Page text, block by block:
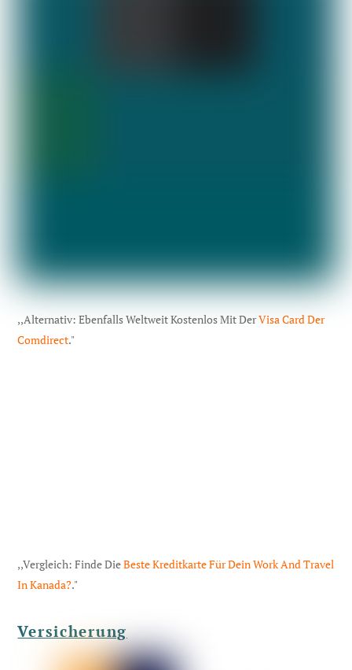
,,Alternativ: Ebenfalls Weltweit Kostenlos Mit DerVisa Card Der
Comdirect."
,,Vergleich: Finde DieBeste Kreditkarte Für Dein Work And Travel
In Kanada?."
Versicherung